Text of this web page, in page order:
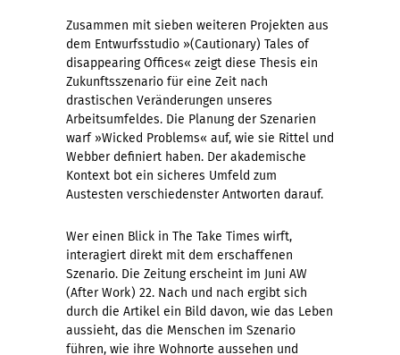
Zusammen mit sieben weiteren Projekten aus
dem Entwurfsstudio »(Cautionary) Tales of
disappearing Offices« zeigt diese Thesis ein
Zukunftsszenario für eine Zeit nach
drastischen Veränderungen unseres
Arbeitsumfeldes. Die Planung der Szenarien
warf »Wicked Problems« auf, wie sie Rittel und
Webber definiert haben. Der akademische
Kontext bot ein sicheres Umfeld zum
Austesten verschiedenster Antworten darauf.
Wer einen Blick in The Take Times wirft,
interagiert direkt mit dem erschaffenen
Szenario. Die Zeitung erscheint im Juni AW
(After Work) 22. Nach und nach ergibt sich
durch die Artikel ein Bild davon, wie das Leben
aussieht, das die Menschen im Szenario
führen, wie ihre Wohnorte aussehen und